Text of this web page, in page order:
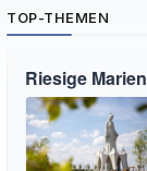
TOP-THEMEN
Riesige